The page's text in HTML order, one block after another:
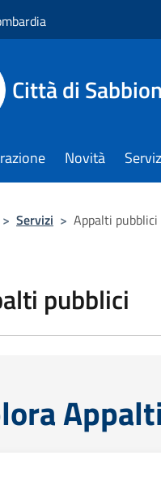
Città di
Novità
> Servizi > Appalti pubblici
pubblici